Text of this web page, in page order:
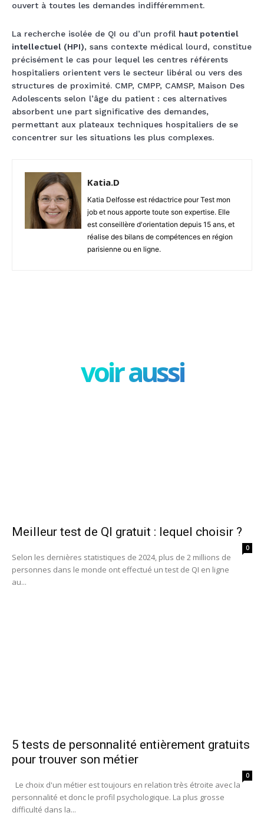
ouvert à toutes les demandes indifféremment.
La recherche isolée de QI ou d’un profil haut potentiel
intellectuel (HPI), sans contexte médical lourd, constitue
précisément le cas pour lequel les centres référents
hospitaliers orientent vers le secteur libéral ou vers des
structures de proximité. CMP, CMPP, CAMSP, Maison Des
Adolescents selon l’âge du patient : ces alternatives
absorbent une part significative des demandes,
permettant aux plateaux techniques hospitaliers de se
concentrer sur les situations les plus complexes.
Katia.D
Katia Delfosse est rédactrice pour Test mon
job et nous apporte toute son expertise. Elle
est conseillère d'orientation depuis 15 ans, et
réalise des bilans de compétences en région
parisienne ou en ligne.
voir aussi
Meilleur test de QI gratuit : lequel choisir ?
0
Selon les dernières statistiques de 2024, plus de 2 millions de
personnes dans le monde ont effectué un test de QI en ligne
au...
5 tests de personnalité entièrement gratuits
pour trouver son métier
0
Le choix d'un métier est toujours en relation très étroite avec la
personnalité et donc le profil psychologique. La plus grosse
difficulté dans la...